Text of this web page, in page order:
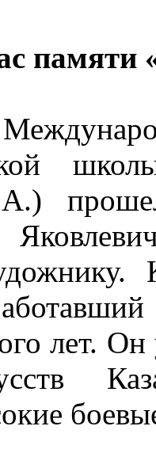
памяти
лет.